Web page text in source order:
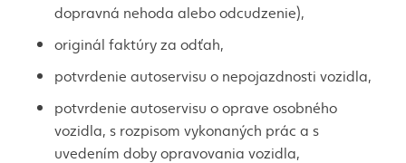
dopravná nehoda alebo odcudzenie),
originál faktúry za odťah,
potvrdenie autoservisu o nepojazdnosti vozidla,
potvrdenie autoservisu o oprave osobného
vozidla, s rozpisom vykonaných prác a s
uvedením doby opravovania vozidla,